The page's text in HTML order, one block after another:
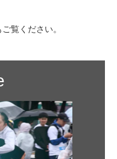
覧ください。